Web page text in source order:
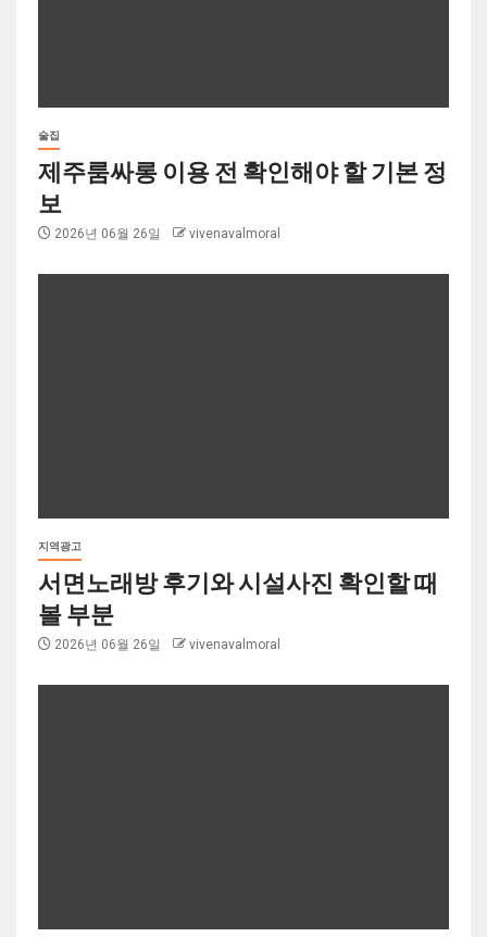
술집
제주룸싸롱 이용 전 확인해야 할 기본 정
보
2026년 06월 26일 vivenavalmoral
지역광고
서면노래방 후기와 시설사진 확인할 때
볼 부분
2026년 06월 26일 vivenavalmoral